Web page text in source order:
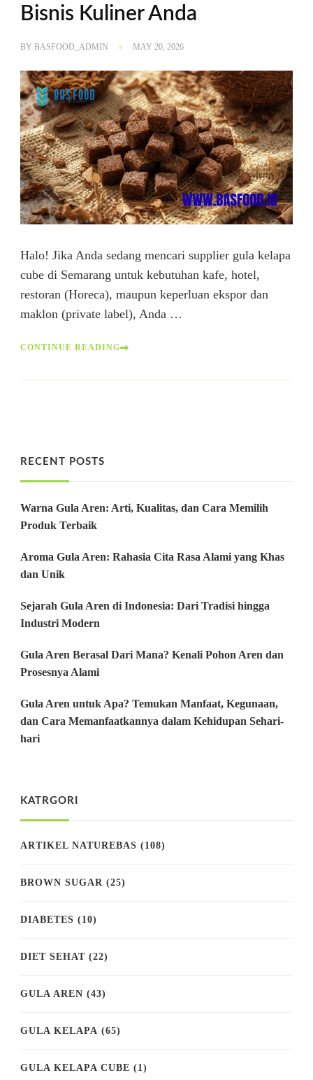
Bisnis Kuliner Anda
BY BASFOOD_ADMIN MAY 20, 2026
Halo! Jika Anda sedang mencari supplier gula kelapa
cube di Semarang untuk kebutuhan kafe, hotel,
restoran (Horeca), maupun keperluan ekspor dan
maklon (private label), Anda …
CONTINUE READING
RECENT POSTS
Warna Gula Aren: Arti, Kualitas, dan Cara Memilih
Produk Terbaik
Aroma Gula Aren: Rahasia Cita Rasa Alami yang Khas
dan Unik
Sejarah Gula Aren di Indonesia: Dari Tradisi hingga
Industri Modern
Gula Aren Berasal Dari Mana? Kenali Pohon Aren dan
Prosesnya Alami
Gula Aren untuk Apa? Temukan Manfaat, Kegunaan,
dan Cara Memanfaatkannya dalam Kehidupan Sehari-
hari
KATRGORI
ARTIKEL NATUREBAS (108)
BROWN SUGAR (25)
DIABETES (10)
DIET SEHAT (22)
GULA AREN (43)
GULA KELAPA (65)
GULA KELAPA CUBE (1)